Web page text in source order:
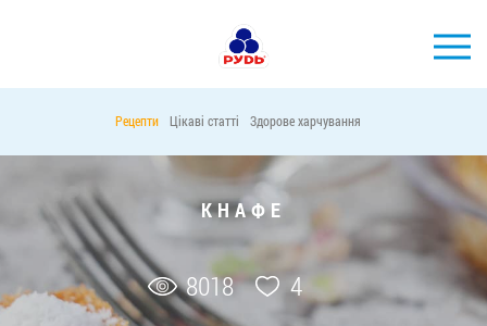
ПРОДУКЦІЯ
СПОЖИВАЧАМ
АКЦІЇ
Рецепти Цікаві статті Здорове харчування
КНАФЕ
8018 4